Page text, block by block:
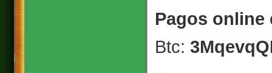
Pagos online
Btc: